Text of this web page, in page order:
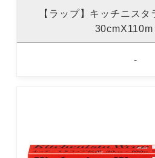
【ラップ】キッチニス
30cmX110m
-